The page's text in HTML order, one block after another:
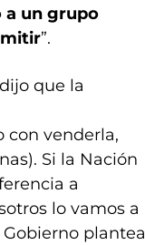
a un grupo
”.
que la
con venderla,
Si la Nación
a
lo vamos a
plantea